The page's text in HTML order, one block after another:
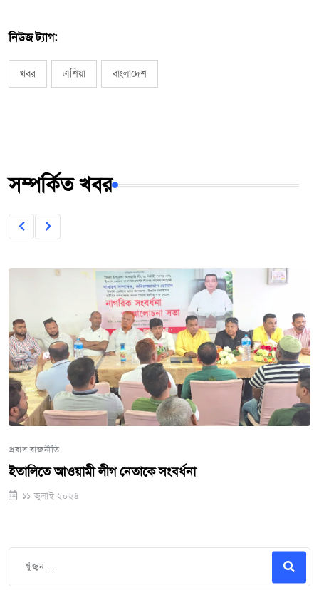
নিউজ ট্যাগ:
খবর এশিয়া বাংলাদেশ
সম্পর্কিত খবর
প্রবাস রাজনীতি
ইতালিতে আওয়ামী লীগ নেতাকে সংবর্ধনা
১১ জুলাই ২০২৪